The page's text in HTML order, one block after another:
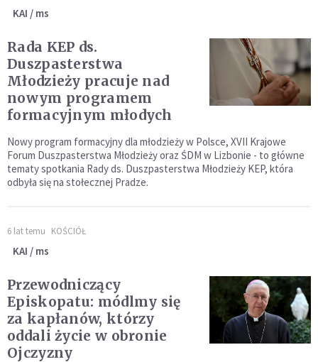
KAI / ms
Rada KEP ds.
Duszpasterstwa
Młodzieży pracuje nad
nowym programem
formacyjnym młodych
Nowy program formacyjny dla młodzieży w Polsce, XVII Krajowe
Forum Duszpasterstwa Młodzieży oraz ŚDM w Lizbonie - to główne
tematy spotkania Rady ds. Duszpasterstwa Młodzieży KEP, która
odbyła się na stołecznej Pradze.
6 lat temu KOŚCIÓŁ
KAI / ms
Przewodniczący
Episkopatu: módlmy się
za kapłanów, którzy
oddali życie w obronie
Ojczyzny